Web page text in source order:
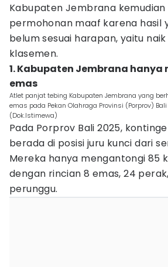
Kabupaten Jembrana
permohonan maaf karena hasil
belum sesuai harapan, yaitu
klasemen.
1. Kabupaten Jembrana
emas
Atlet panjat tebing Kabupaten Jembrana yang
emas pada Pekan Olahraga Provinsi (Porprov)
(Dok.Istimewa)
Pada Porprov Bali 2025,
berada di posisi juru kunci dari
Mereka hanya mengantongi 85
dengan rincian 8 emas, 24
perunggu.